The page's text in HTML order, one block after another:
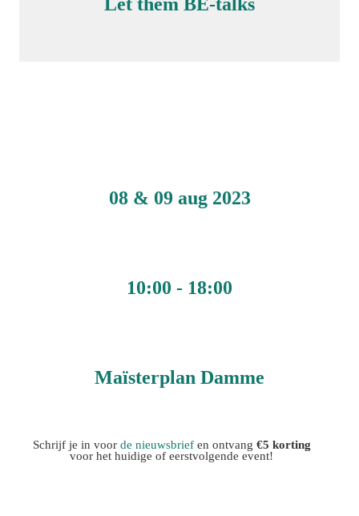
08 & 09 aug 2023
10:00 - 18:00
Maïsterplan Damme
Schrijf je in voor de nieuwsbriefen ontvang €5 korting
voor het huidige of eerstvolgende event!